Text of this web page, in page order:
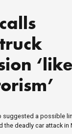
suggested a possible
the deadly car attack in